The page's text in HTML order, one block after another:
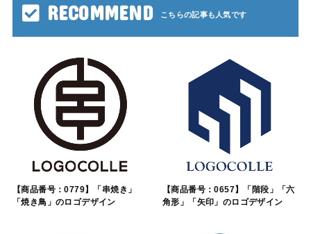
RECOMMEND
【商品番号：0779】「串焼き」
「焼き鳥」のロゴデザイン
【商品番号：0657】「階段」「六
角形」「矢印」のロゴデザイン